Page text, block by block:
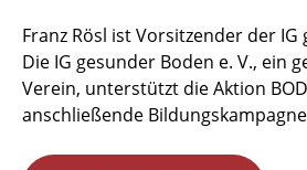
Franz Rösl ist Vorsitzender der IG
Die IG gesunder Boden e. V., ein
Verein, unterstützt die Aktion
anschließende